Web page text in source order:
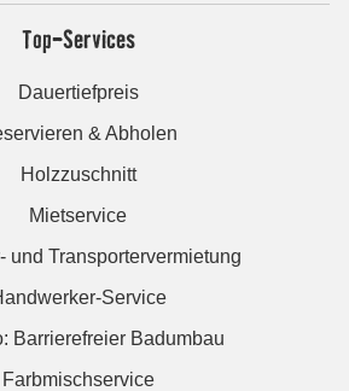
Top-Services
Dauertiefpreis
& Abholen
Holzzuschnitt
Mietservice
und Transportervermietung
Service
Barrierefreier Badumbau
Farbmischservice